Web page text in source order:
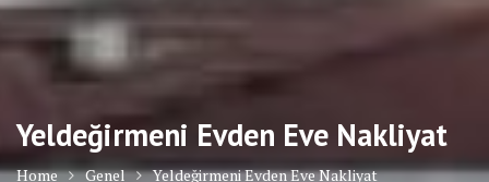
Yeldeğirmeni Evden Eve Nakliyat
Home Genel Yeldeğirmeni Evden Eve Nakliyat